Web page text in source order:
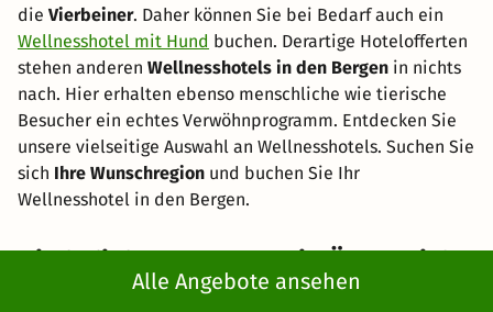
Alle Angebote ansehen
die Vierbeiner. Daher können Sie bei Bedarf auch ein
Wellnesshotel mit Hund buchen. Derartige Hotelofferten
stehen anderen Wellnesshotels in den Bergen in nichts
nach. Hier erhalten ebenso menschliche wie tierische
Besucher ein echtes Verwöhnprogramm. Entdecken Sie
unsere vielseitige Auswahl an Wellnesshotels. Suchen Sie
sich Ihre Wunschregion und buchen Sie Ihr
Wellnesshotel in den Bergen.